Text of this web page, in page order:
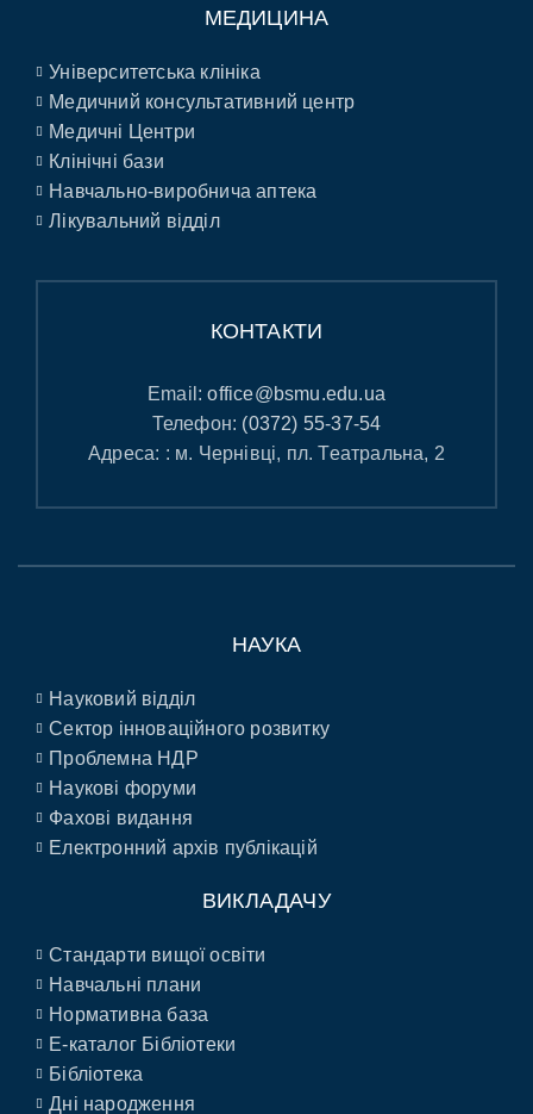
МЕДИЦИНА
Університетська клініка
Медичний консультативний центр
Медичні Центри
Клінічні бази
Навчально-виробнича аптека
Лікувальний відділ
КОНТАКТИ
Email:office@bsmu.edu.ua
Телефон: (0372) 55-37-54
Адреса: : м. Чернівці, пл. Театральна, 2
НАУКА
Науковий відділ
Сектор інноваційного розвитку
Проблемна НДР
Наукові форуми
Фахові видання
Електронний архів публікацій
ВИКЛАДАЧУ
Стандарти вищої освіти
Навчальні плани
Нормативна база
E-каталог Бібліотеки
Бібліотека
Дні народження